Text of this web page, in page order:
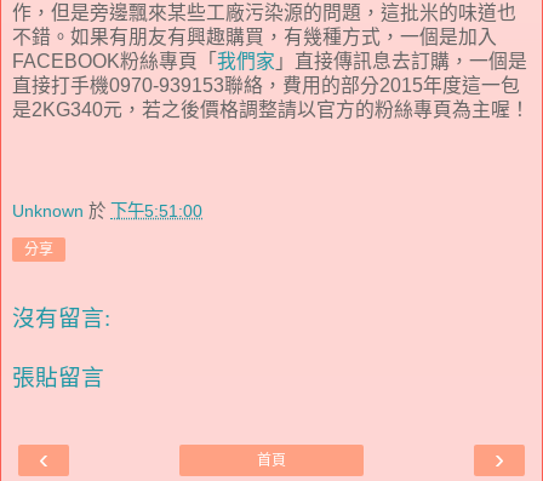
作，但是旁邊飄來某些工廠污染源的問題，這批米的味道也
不錯。如果有朋友有興趣購買，有幾種方式，一個是加入
FACEBOOK粉絲專頁「 我們家 」直接傳訊息去訂購，一個是
直接打手機0970-939153聯絡，費用的部分2015年度這一包
是2KG340元，若之後價格調整請以官方的粉絲專頁為主喔！
Unknown 於 下午5:51:00
分享
沒有留言:
張貼留言
‹ ›
首頁